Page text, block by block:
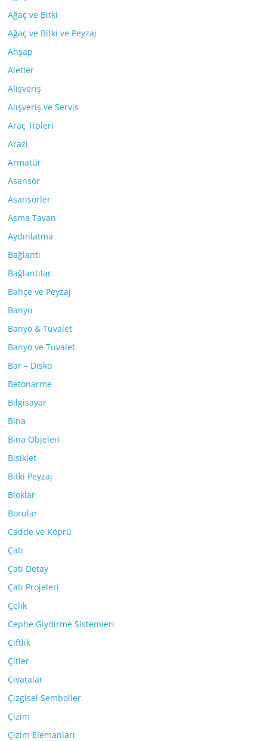
Ağaç ve Bitki
Ağaç ve Bitki ve Peyzaj
Ahşap
Aletler
Alışveriş
Alışveriş ve Servis
Araç Tipleri
Arazi
Armatür
Asansör
Asansörler
Asma Tavan
Aydınlatma
Bağlantı
Bağlantılar
Bahçe ve Peyzaj
Banyo
Banyo & Tuvalet
Banyo ve Tuvalet
Bar – Disko
Betonarme
Bilgisayar
Bina
Bina Objeleri
Bisiklet
Bitki Peyzaj
Bloklar
Borular
Cadde ve Köprü
Çatı
Çatı Detay
Çatı Projeleri
Çelik
Cephe Giydirme Sistemleri
Çiftlik
Çitler
Civatalar
Çizgisel Semboller
Çizim
Çizim Elemanları